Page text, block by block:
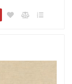
рублей)